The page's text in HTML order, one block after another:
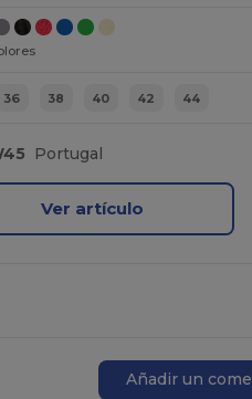
36 38 40 42 44
Portugal
Ver artículo
Añadir un